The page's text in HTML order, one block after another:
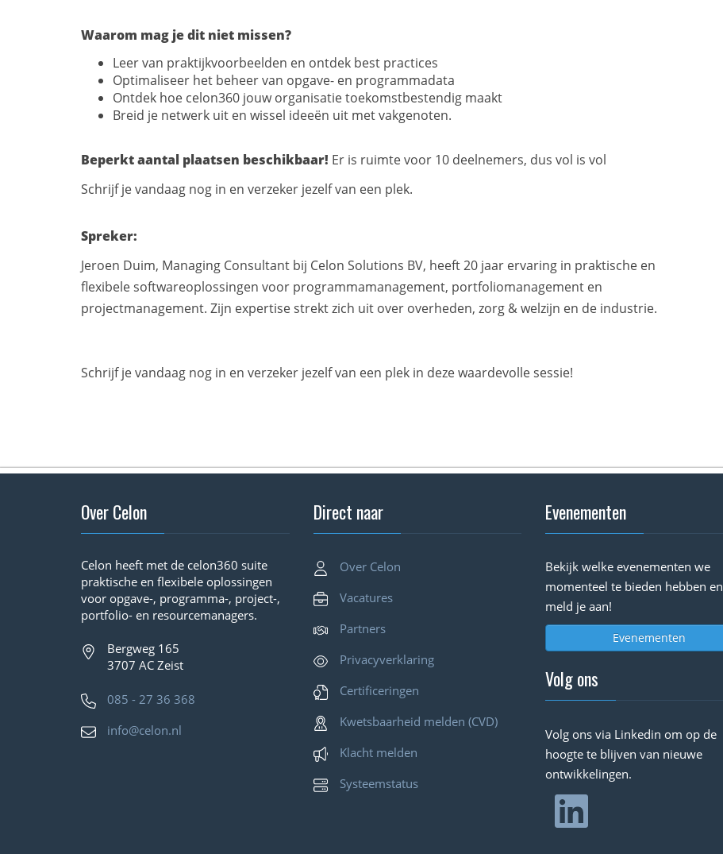
Waarom mag je dit niet missen?
Leer van praktijkvoorbeelden en ontdek best practices
Optimaliseer het beheer van opgave- en programmadata
Ontdek hoe celon360 jouw organisatie toekomstbestendig maakt
Breid je netwerk uit en wissel ideeën uit met vakgenoten.
Beperkt aantal plaatsen beschikbaar! Er is ruimte voor 10 deelnemers, dus vol is vol
Schrijf je vandaag nog in en verzeker jezelf van een plek.
Spreker:
Jeroen Duim, Managing Consultant bij Celon Solutions BV, heeft 20 jaar ervaring in praktische en
flexibele softwareoplossingen voor programmamanagement, portfoliomanagement en
projectmanagement. Zijn expertise strekt zich uit over overheden, zorg & welzijn en de industrie.
Schrijf je vandaag nog in en verzeker jezelf van een plek in deze waardevolle sessie!
Over Celon
Celon heeft met de celon360 suite
praktische en flexibele oplossingen
voor opgave-, programma-, project-,
portfolio- en resourcemanagers.
Bergweg 165
3707 AC Zeist
085 - 27 36 368
info@celon.nl
Direct naar
Over Celon
Vacatures
Partners
Privacyverklaring
Certificeringen
Kwetsbaarheid melden (CVD)
Klacht melden
Systeemstatus
Evenementen
Bekijk welke evenementen we
momenteel te bieden hebben en
meld je aan!
Evenementen
Volg ons
Volg ons via Linkedin om op de
hoogte te blijven van nieuwe
ontwikkelingen.